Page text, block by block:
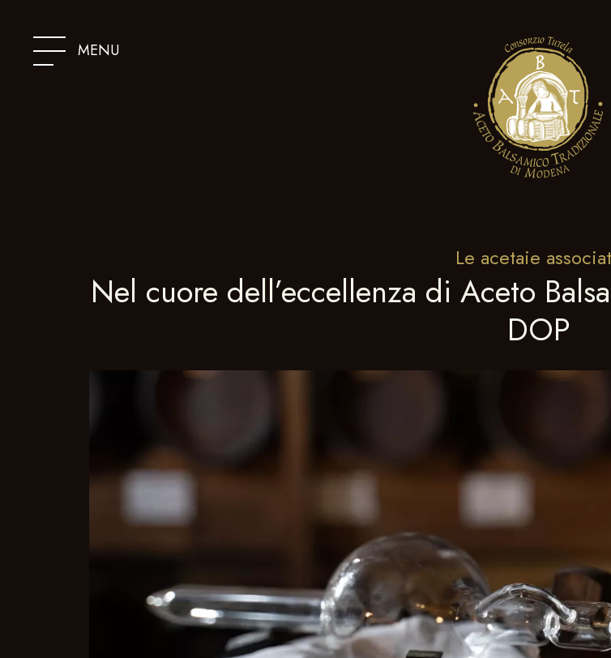
CONTENT
MENU
Le acetaie
Nel cuore dell’eccellenza di Aceto
DOP